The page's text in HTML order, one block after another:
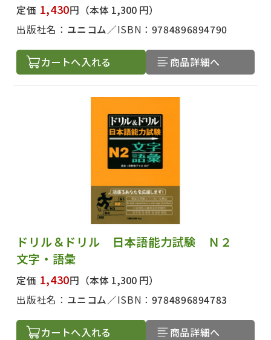
出版社名で絞り込む
著者名で絞り込む
絞り込む
定価 1,430円 （本体 1,300 円）
出版社名： ユニコム ISBN： 9784896894790
カートへ入れる 商品詳細へ
ドリル＆ドリル 日本語能力試験 Ｎ２
文字・語彙
定価 1,430円 （本体 1,300 円）
出版社名： ユニコム ISBN： 9784896894783
カートへ入れる 商品詳細へ